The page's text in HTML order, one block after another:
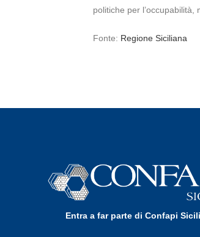
politiche per l’occupabilità,
Fonte: Regione Siciliana
Entra a far parte di Confapi